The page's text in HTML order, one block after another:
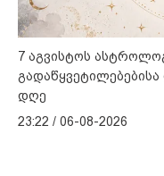
7 აგვისტოს
დღე
23:22 / 06-08-2026